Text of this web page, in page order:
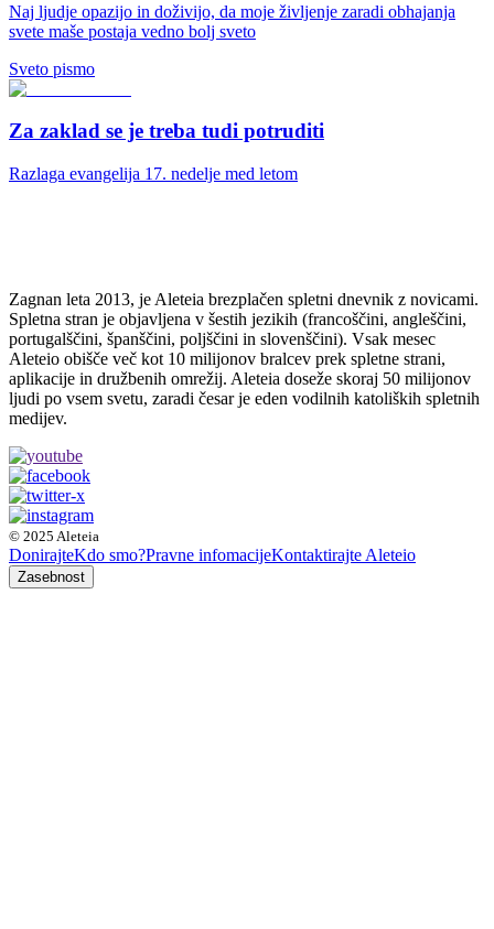
Naj ljudje opazijo in doživijo, da moje življenje zaradi obhajanja
svete maše postaja vedno bolj sveto
Sveto pismo
Za zaklad se je treba tudi potruditi
Razlaga evangelija 17. nedelje med letom
Zagnan leta 2013, je Aleteia brezplačen spletni dnevnik z novicami.
Spletna stran je objavljena v šestih jezikih (francoščini, angleščini,
portugalščini, španščini, poljščini in slovenščini). Vsak mesec
Aleteio obišče več kot 10 milijonov bralcev prek spletne strani,
aplikacije in družbenih omrežij. Aleteia doseže skoraj 50 milijonov
ljudi po vsem svetu, zaradi česar je eden vodilnih katoliških spletnih
medijev.
© 2025 Aleteia
DonirajteKdo smo?Pravne infomacijeKontaktirajte Aleteio
Zasebnost